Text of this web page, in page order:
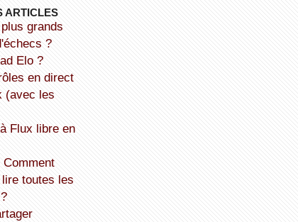
ARTICLES
?
Elo ?
(avec les
toutes les